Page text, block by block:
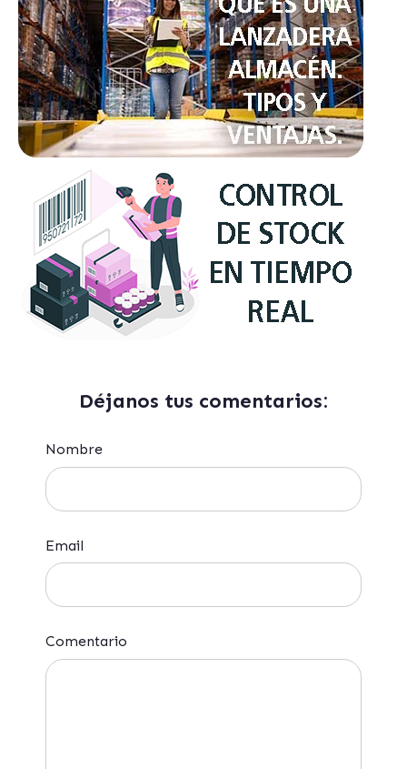
Déjanos tus comentarios:
Nombre
Email
Comentario